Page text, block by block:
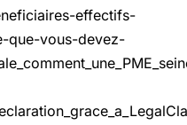
effectifs-
que-vous-devez-